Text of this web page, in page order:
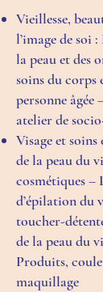
Vieillesse,
l’image de soi
la peau et des
soins du
personne âgée
atelier de
Visage et soins
de la peau du
cosmétiques –
d’épilation du
toucher-
de la peau du
Produits,
maquillage